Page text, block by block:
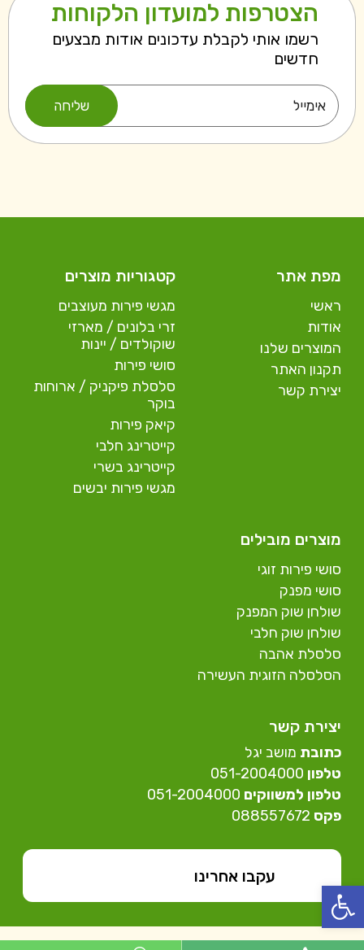
פתח סרגל נגישות
הצטרפות למועדון הלקוחות
רשמו אותי לקבלת עדכונים אודות מבצעים
חדשים
מפת אתר
ראשי
אודות
המוצרים שלנו
תקנון האתר
יצירת קשר
קטגוריות מוצרים
מגשי פירות מעוצבים
זרי בלונים / מארזי
שוקולדים / יינות
סושי פירות
סלסלת פיקניק / ארוחות
בוקר
קיאק פירות
קייטרינג חלבי
קייטרינג בשרי
מגשי פירות יבשים
מוצרים מובילים
סושי פירות זוגי
סושי מפנק
שולחן שוק המפנק
שולחן שוק חלבי
סלסלת אהבה
הסלסלה הזוגית העשירה
יצירת קשר
כתובת מושב יגל
טלפון
טלפון למשווקים
פקס 088557672
עקבו אחרינו